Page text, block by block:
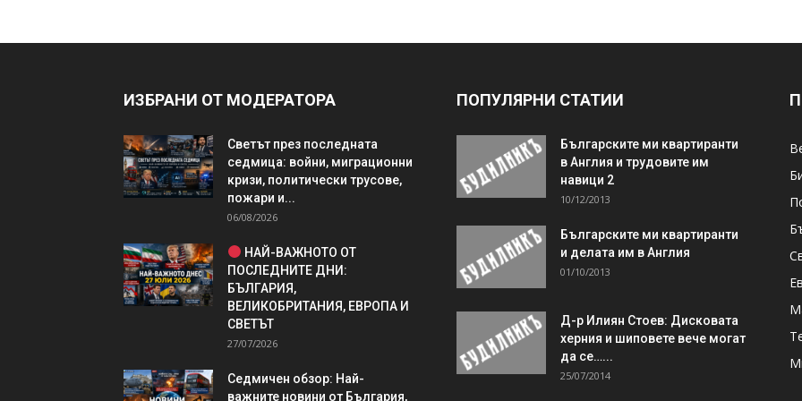
ИЗБРАНИ ОТ МОДЕРАТОРА
Светът през последната
седмица: войни, миграционни
кризи, политически трусове,
пожари и...
06/08/2026
НАЙ-ВАЖНОТО ОТ
ПОСЛЕДНИТЕ ДНИ:
БЪЛГАРИЯ,
ВЕЛИКОБРИТАНИЯ, ЕВРОПА И
СВЕТЪТ
27/07/2026
Седмичен обзор: Най-
важните новини от България,
ПОПУЛЯРНИ СТАТИИ
Българските ми квартиранти
в Англия и трудовите им
навици 2
10/12/2013
Българските ми квартиранти
и делата им в Англия
01/10/2013
Д-р Илиян Стоев: Дисковата
херния и шиповете вече могат
да се…...
25/07/2014